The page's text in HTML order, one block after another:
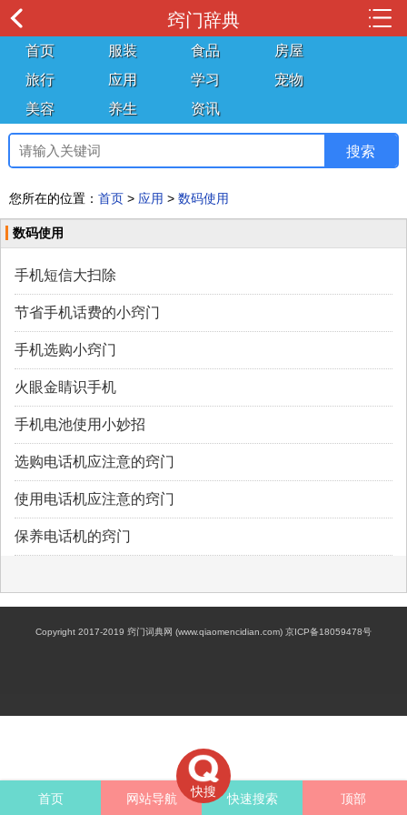
窍门辞典
首页 服装 食品
房屋
旅行
应用 学习
宠物
美容
养生 资讯
您所在的位置： 首页 > 应用 > 数码使用
数码使用
手机短信大扫除
节省手机话费的小窍门
手机选购小窍门
火眼金睛识手机
手机电池使用小妙招
选购电话机应注意的窍门
使用电话机应注意的窍门
保养电话机的窍门
快搜
首页 网站导航 快速搜索 顶部
Copyright 2017-2019 窍门词典网 (www.qiaomencidian.com) 京ICP备18059478号